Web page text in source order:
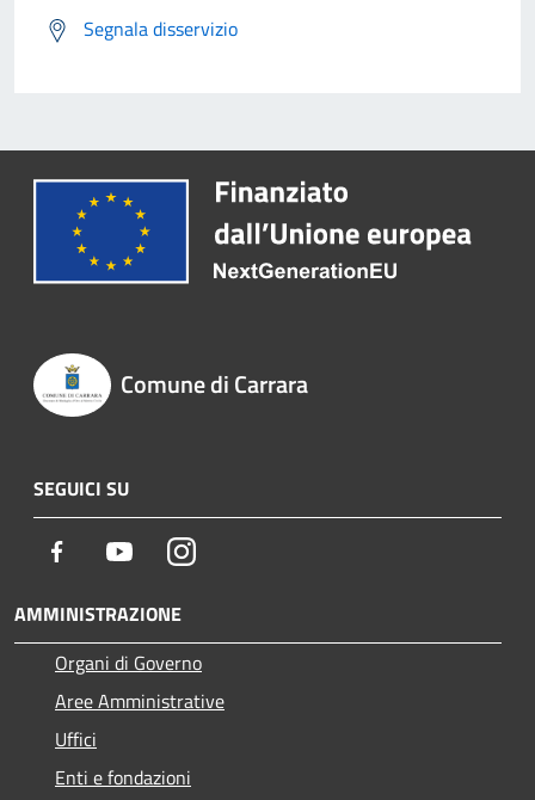
Segnala disservizio
Comune di Carrara
SEGUICI SU
Facebook YoutubeInstagram
AMMINISTRAZIONE
Organi di Governo
Aree Amministrative
Uffici
Enti e fondazioni